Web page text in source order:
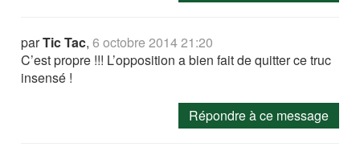
parTic Tac,6 octobre 2014 21:20
C’est propre !!! L’opposition a bien fait de quitter ce truc
insensé !
Répondre à ce message